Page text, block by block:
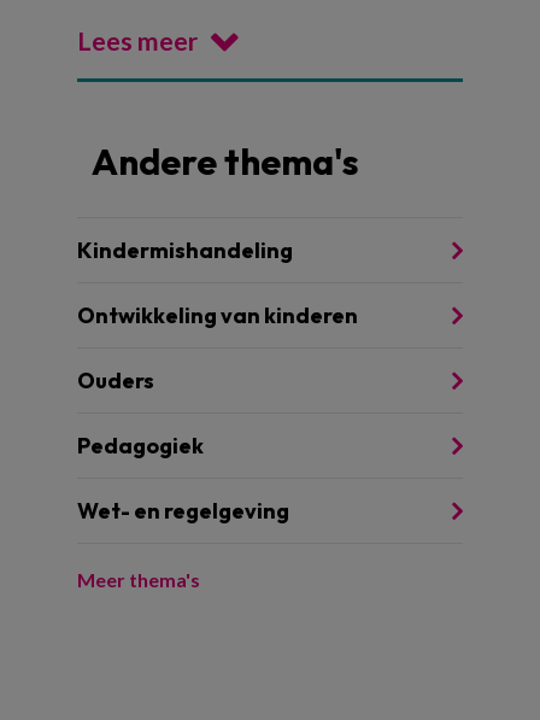
Lees meer
Andere thema's
Kindermishandeling
Ontwikkeling van kinderen
Ouders
Pedagogiek
Wet- en regelgeving
Meer thema's